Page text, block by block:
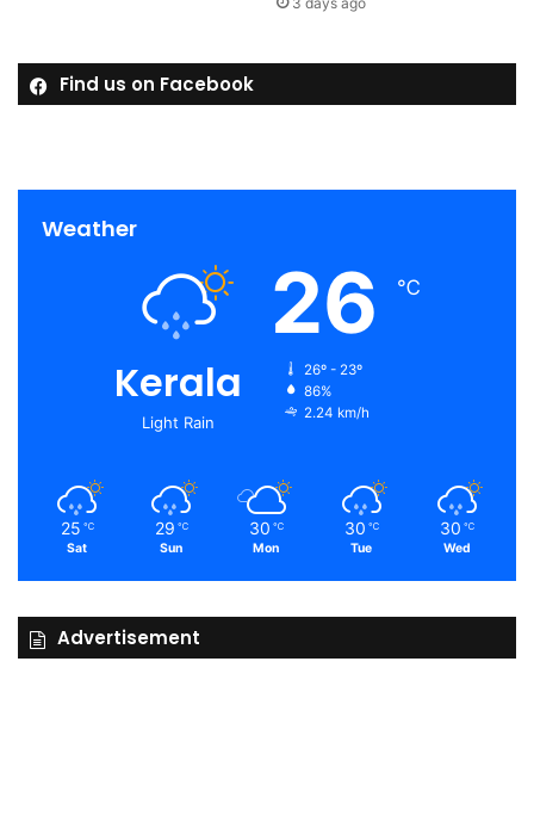
Find us on Facebook
Weather
Kerala
Light Rain
26 ℃
26º - 23º
86%
2.24 km/h
25 ℃
Sat
29 ℃
Sun
30 ℃
Mon
30 ℃
Tue
30 ℃
Wed
Advertisement